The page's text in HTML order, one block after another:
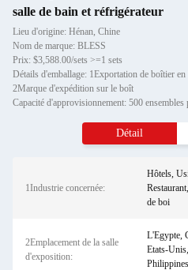
salle de bain et réfrigérateur
Lieu d'origine: Hénan, Chine
Nom de marque: BLESS
Prix: $3,588.00/sets >=1 sets
Détails d'emballage: 1Exportation de boîtier
2Marque d'expédition sur le boît
Détail
1Industrie concernée:
Hôtels,
de boi
2Emplacement de la salle
d'exposition:
L'Egypte,
Etats-